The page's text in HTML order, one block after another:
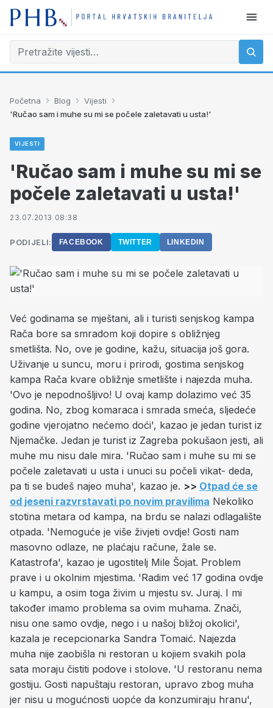
Početna › Blog › Vijesti ›
'Ručao sam i muhe su mi se počele zaletavati u usta!'
VIJESTI
'Ručao sam i muhe su mi se
počele zaletavati u usta!'
23.07.2013 08:38
PODIJELI: FACEBOOK TWITTER LINKEDIN
Već godinama se mještani, ali i turisti senjskog kampa
Rača bore sa smradom koji dopire s obližnjeg
smetlišta. No, ove je godine, kažu, situacija još gora.
Uživanje u suncu, moru i prirodi, gostima senjskog
kampa Rača kvare obližnje smetlište i najezda muha.
'Ovo je nepodnošljivo! U ovaj kamp dolazimo već 35
godina. No, zbog komaraca i smrada smeća, sljedeće
godine vjerojatno nećemo doći', kazao je jedan turist iz
Njemačke. Jedan je turist iz Zagreba pokušaon jesti, ali
muhe mu nisu dale mira. 'Ručao sam i muhe su mi se
počele zaletavati u usta i unuci su počeli vikat- deda,
pa ti se budeš najeo muha', kazao je. >> Otpad će se
od jeseni razvrstavati po novim pravilima Nekoliko
stotina metara od kampa, na brdu se nalazi odlagalište
otpada. 'Nemoguće je više živjeti ovdje! Gosti nam
masovno odlaze, ne plaćaju račune, žale se.
Katastrofa', kazao je ugostitelj Mile Šojat. Problem
prave i u okolnim mjestima. 'Radim već 17 godina ovdje
u kampu, a osim toga živim u mjestu sv. Juraj. I mi
također imamo problema sa ovim muhama. Znači,
nisu one samo ovdje, nego i u našoj bližoj okolici',
kazala je recepcionarka Sandra Tomaić. Najezda
muha nije zaobišla ni restoran u kojiem svakih pola
sata moraju čistiti podove i stolove. 'U restoranu nema
gostiju. Gosti napuštaju restoran, upravo zbog muha
jer nisu u mogućnosti uopće da konzumiraju hranu',